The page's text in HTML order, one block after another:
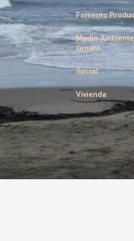
Fomento
Medio
Ornato
Social
Vivienda